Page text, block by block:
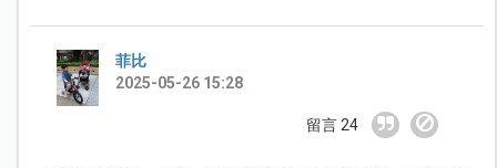
菲比
2025-05-26 15:28
留言 24